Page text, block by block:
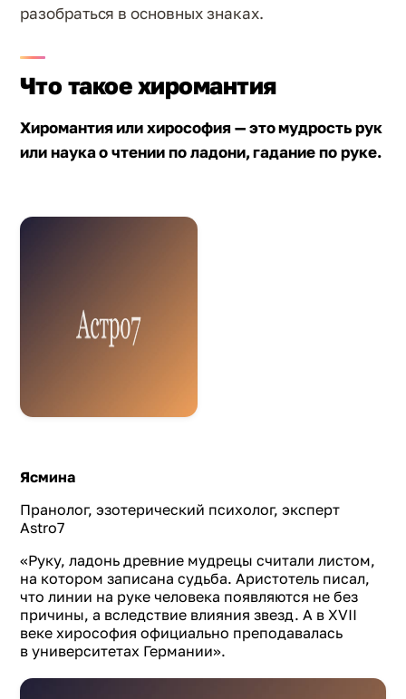
разобраться в основных знаках.
Что такое хиромантия
Хиромантия или хирософия — это мудрость рук
или наука о чтении по ладони, гадание по руке.
Ясмина
Пранолог, эзотерический психолог, эксперт
Astro7
«Руку, ладонь древние мудрецы считали листом,
на котором записана судьба. Аристотель писал,
что линии на руке человека появляются не без
причины, а вследствие влияния звезд. А в XVII
веке хирософия официально преподавалась
в университетах Германии».